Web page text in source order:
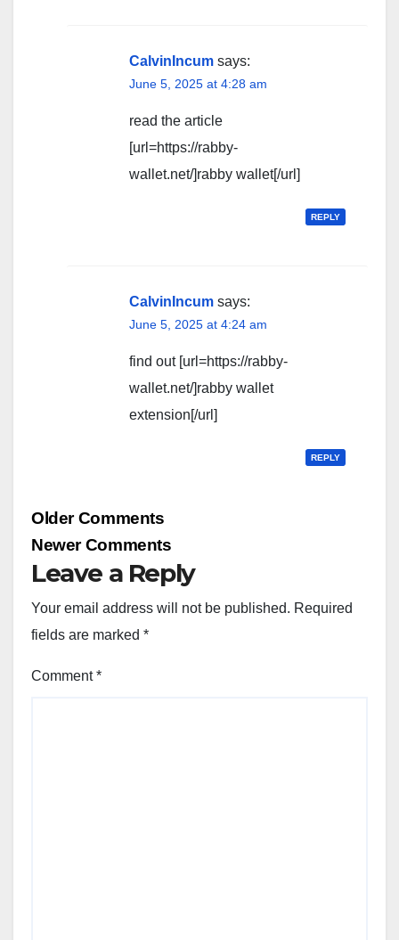
CalvinIncum says:
June 5, 2025 at 4:28 am
read the article
[url=https://rabby-
wallet.net/]rabby wallet[/url]
REPLY
CalvinIncum says:
June 5, 2025 at 4:24 am
find out [url=https://rabby-
wallet.net/]rabby wallet
extension[/url]
REPLY
Comment
Older Comments
Newer Comments
Leave a Reply
Your email address will not be published. Required
fields are marked *
Comment*